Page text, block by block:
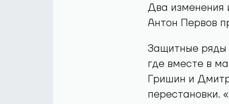
Два изменения
Антон Первов
Защитные ряды
где вместе в
Гришин и
перестановки.